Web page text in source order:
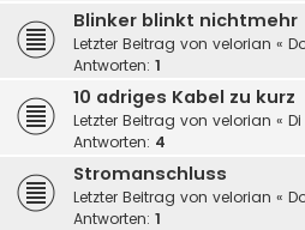
Blinker blinkt nichtmehr
Letzter Beitrag von velorian «
Antworten: 1
10 adriges Kabel zu kurz
Letzter Beitrag von velorian «
Antworten: 4
Stromanschluss
Letzter Beitrag von velorian «
Antworten: 1